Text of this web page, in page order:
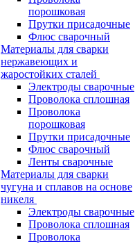
порошковая
Прутки присадочные
Флюс сварочный
Материалы для сварки
нержавеющих и
жаростойких сталей
Электроды сварочные
Проволока сплошная
Проволока
порошковая
Прутки присадочные
Флюс сварочный
Ленты сварочные
Материалы для сварки
чугуна и сплавов на основе
никеля
Электроды сварочные
Проволока сплошная
Проволока